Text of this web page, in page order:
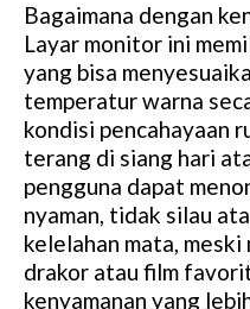
Bagaimana dengan
Layar monitor ini
yang bisa
temperatur warna
kondisi pencahayaan
terang di siang hari
pengguna dapat
nyaman, tidak silau
kelelahan mata,
drakor atau film
kenyamanan yang